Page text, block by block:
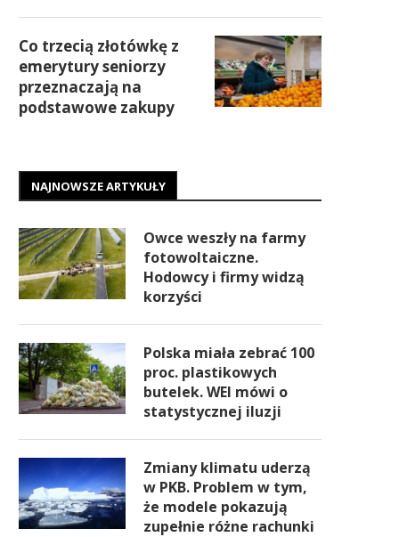
Co trzecią złotówkę z
emerytury seniorzy
przeznaczają na
podstawowe zakupy
NAJNOWSZE ARTYKUŁY
Owce weszły na farmy
fotowoltaiczne.
Hodowcy i firmy widzą
korzyści
Polska miała zebrać 100
proc. plastikowych
butelek. WEI mówi o
statystycznej iluzji
Zmiany klimatu uderzą
w PKB. Problem w tym,
że modele pokazują
zupełnie różne rachunki